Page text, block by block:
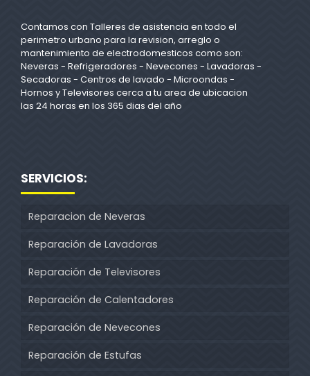
Contamos con Talleres de asistencia en todo el
perimetro urbano para la revision, arreglo o
mantenimiento de electrodomesticos como son:
Neveras - Refrigeradores - Nevecones - Lavadoras -
Secadoras - Centros de lavado - Microondas -
Hornos y Televisores cerca a tu area de ubicacion
las 24 horas en los 365 dias del año
SERVICIOS:
Reparacion de Neveras
Reparación de Lavadoras
Reparación de Televisores
Reparación de Calentadores
Reparación de Nevecones
Reparación de Estufas